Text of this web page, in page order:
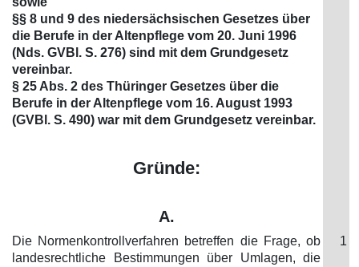
§§ 8 und 9 des niedersächsischen Gesetzes über
die Berufe in der Altenpflege vom 20. Juni 1996
(Nds. GVBl. S. 276) sind mit dem Grundgesetz
vereinbar.
§ 25 Abs. 2 des Thüringer Gesetzes über die
Berufe in der Altenpflege vom 16. August 1993
(GVBl. S. 490) war mit dem Grundgesetz vereinbar.
Gründe:
A.
Die Normenkontrollverfahren betreffen die Frage, ob
landesrechtliche Bestimmungen über Umlagen, die
1